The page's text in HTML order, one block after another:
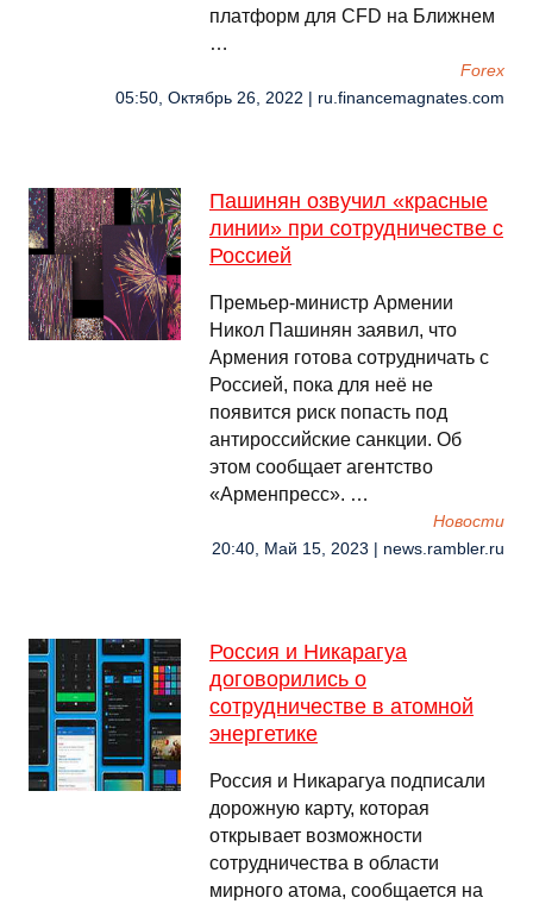
платформ для CFD на Ближнем
…
Forex
05:50, Октябрь 26, 2022 | ru.financemagnates.com
Пашинян озвучил «красные
линии» при сотрудничестве с
Россией
Премьер-министр Армении
Никол Пашинян заявил, что
Армения готова сотрудничать с
Россией, пока для неё не
появится риск попасть под
антироссийские санкции. Об
этом сообщает агентство
«Арменпресс». …
Новости
20:40, Май 15, 2023 | news.rambler.ru
Россия и Никарагуа
договорились о
сотрудничестве в атомной
энергетике
Россия и Никарагуа подписали
дорожную карту, которая
открывает возможности
сотрудничества в области
мирного атома, сообщается на